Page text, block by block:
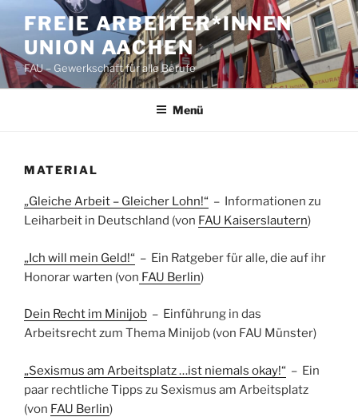
Inhalt
springen
FREIE ARBEITER*INNEN
UNION AACHEN
FAU – Gewerkschaft für alle Berufe
Menü
MATERIAL
„Gleiche Arbeit – Gleicher Lohn!“ – Informationen zu
Leiharbeit in Deutschland (von FAU Kaiserslautern)
„Ich will mein Geld!“ – Ein Ratgeber für alle, die auf ihr
Honorar warten (von FAU Berlin)
Dein Recht im Minijob – Einführung in das
Arbeitsrecht zum Thema Minijob (von FAU Münster)
„Sexismus am Arbeitsplatz …ist niemals okay!“ – Ein
paar rechtliche Tipps zu Sexismus am Arbeitsplatz
(von FAU Berlin)